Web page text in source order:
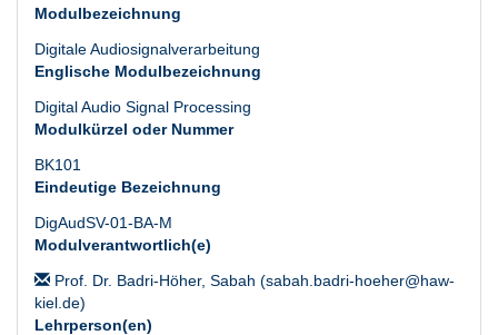
Modulbezeichnung
Digitale Audiosignalverarbeitung
Englische Modulbezeichnung
Digital Audio Signal Processing
Modulkürzel oder Nummer
BK101
Eindeutige Bezeichnung
DigAudSV-01-BA-M
Modulverantwortlich(e)
Prof. Dr. Badri-Höher, Sabah (sabah.badri-hoeher@haw-
kiel.de)
Lehrperson(en)